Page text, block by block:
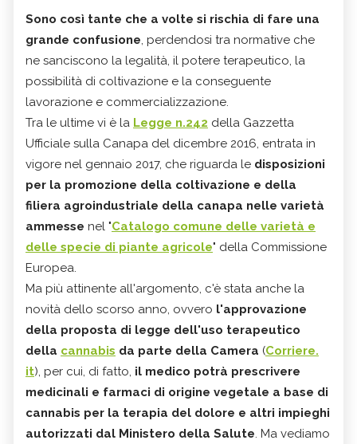
Sono così tante che a volte si rischia di fare una
grande confusione, perdendosi tra normative che
ne sanciscono la legalità, il potere terapeutico, la
possibilità di coltivazione e la conseguente
lavorazione e commercializzazione.
Tra le ultime vi è la Legge n.242 della Gazzetta
Ufficiale sulla Canapa del dicembre 2016, entrata in
vigore nel gennaio 2017, che riguarda le disposizioni
per la promozione della coltivazione e della
filiera agroindustriale della canapa nelle varietà
ammesse nel "Catalogo comune delle varietà e
delle specie di piante agricole" della Commissione
Europea.
Ma più attinente all'argomento, c'è stata anche la
novità dello scorso anno, ovvero l'approvazione
della proposta di legge dell'uso terapeutico
della cannabis da parte della Camera (Corriere.
it), per cui, di fatto, il medico potrà prescrivere
medicinali e farmaci di origine vegetale a base di
cannabis per la terapia del dolore e altri impieghi
autorizzati dal Ministero della Salute. Ma vediamo